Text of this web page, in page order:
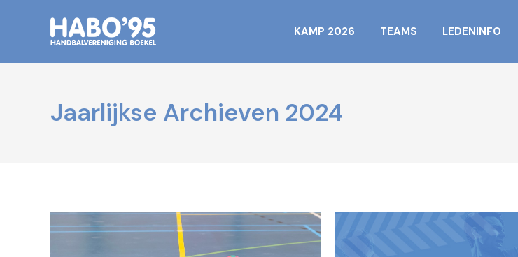
KAMP 2026 TEAMS LEDENINFO
Jaarlijkse Archieven 2024